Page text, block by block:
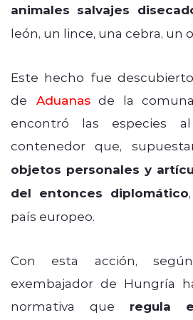
animales salvajes
león, un lince, una cebra, un
Este hecho fue
de Aduanasde la
encontró las especies
contenedor que,
objetos personales y
del entonces diplomático
país europeo.
Con esta acción,
exembajador de Hungría
normativa que regula